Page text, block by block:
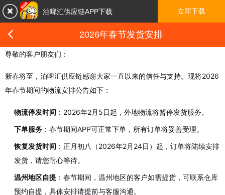
 2026年春节发货安排
尊敬的客户朋友们：
新春将至，泊啤汇供应链感谢大家一直以来的信任与支持。现将2026
年春节期间的物流安排公告如下：
物流停发时间 ：2026年2月5日起，外地物流将暂停发货服务。
下单服务 ：春节期间APP可正常下单，所有订单将妥善受理。
恢复发货时间 ：正月初八（2026年2月24日）起，订单将陆续安排
发货，请您耐心等待。
温州地区自提 ：春节期间，温州地区的客户如需提货，可联系仓库
预约自提，具体安排请提前与客服沟通。
 泊啤汇供应链APP下载 立即下载